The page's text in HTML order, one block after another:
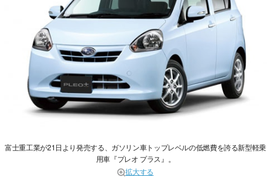
富士重工業が21日より発売する、ガソリン車トップレベルの低燃費を誇る新型軽乗
用車『プレオ プラス』。
拡大する